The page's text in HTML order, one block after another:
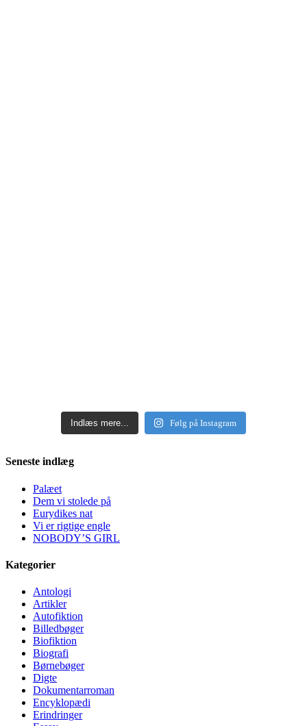
Indlæs mere... Følg på Instagram
Seneste indlæg
Palæet
Dem vi stolede på
Eurydikes nat
Vi er rigtige engle
NOBODY’S GIRL
Kategorier
Antologi
Artikler
Autofiktion
Billedbøger
Biofiktion
Biografi
Børnebøger
Digte
Dokumentarroman
Encyklopædi
Erindringer